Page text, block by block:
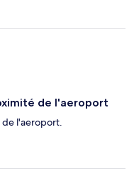
de l'aeroport
de l'aeroport.